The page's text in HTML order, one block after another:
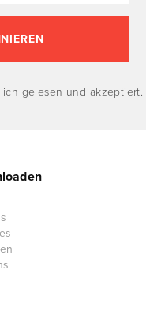
ich gelesen und akzeptiert.